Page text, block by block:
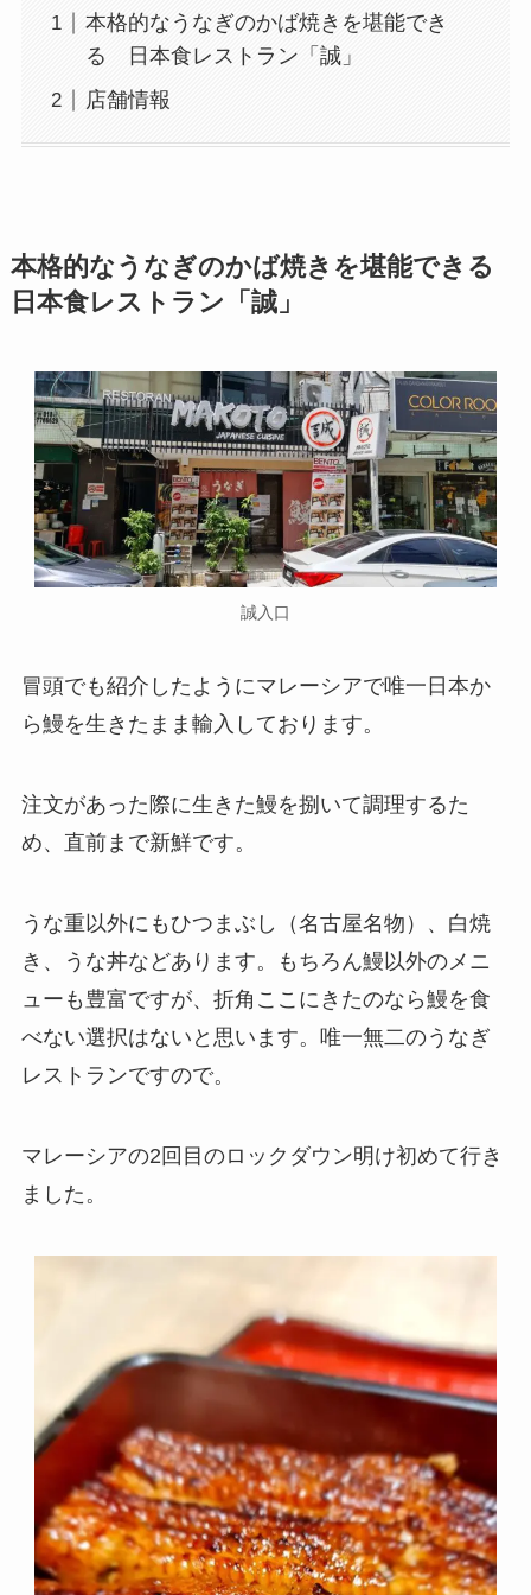
本格的なうなぎのかば焼きを堪能でき
る 日本食レストラン「誠」
店舗情報
本格的なうなぎのかば焼きを堪能できる
日本食レストラン「誠」
誠入口
冒頭でも紹介したようにマレーシアで唯一日本か
ら鰻を生きたまま輸入しております。
注文があった際に生きた鰻を捌いて調理するた
め、直前まで新鮮です。
うな重以外にもひつまぶし（名古屋名物）、白焼
き、うな丼などあります。もちろん鰻以外のメニ
ューも豊富ですが、折角ここにきたのなら鰻を食
べない選択はないと思います。唯一無二のうなぎ
レストランですので。
マレーシアの2回目のロックダウン明け初めて行き
ました。